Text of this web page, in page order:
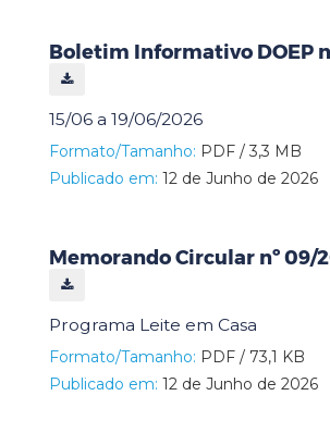
Boletim Informativo DOEP
15/06 a 19/06/2026
Formato/Tamanho: PDF / 3,3 MB
Publicado em: 12 de Junho de 2026
Memorando Circular nº 09/
Programa Leite em Casa
Formato/Tamanho: PDF / 73,1 KB
Publicado em: 12 de Junho de 2026